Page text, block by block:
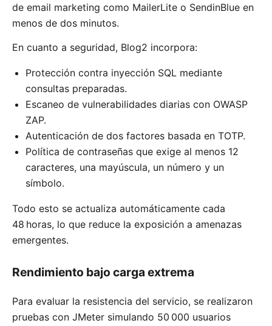
de email marketing como MailerLite o SendinBlue en
menos de dos minutos.
En cuanto a seguridad, Blog2 incorpora:
Protección contra inyección SQL mediante
consultas preparadas.
Escaneo de vulnerabilidades diarias con OWASP
ZAP.
Autenticación de dos factores basada en TOTP.
Política de contraseñas que exige al menos 12
caracteres, una mayúscula, un número y un
símbolo.
Todo esto se actualiza automáticamente cada
48 horas, lo que reduce la exposición a amenazas
emergentes.
Rendimiento bajo carga extrema
Para evaluar la resistencia del servicio, se realizaron
pruebas con JMeter simulando 50 000 usuarios